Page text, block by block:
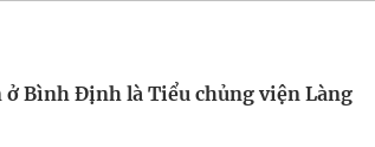
ở Bình Định là Tiểu chủng viện Làng